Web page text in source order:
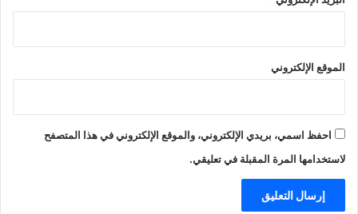
الموقع الإلكتروني
احفظ اسمي، بريدي الإلكتروني، والموقع الإلكتروني في هذا المتصفح
لاستخدامها المرة المقبلة في تعليقي.